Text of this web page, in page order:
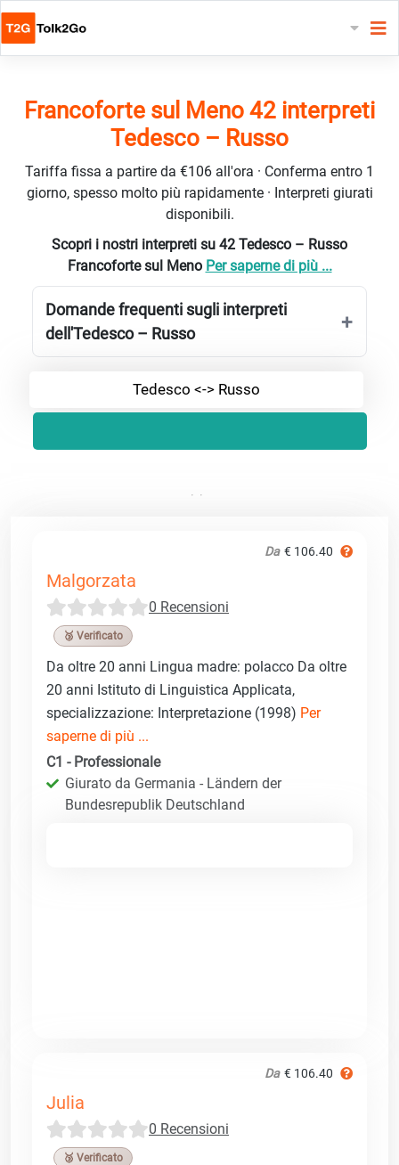
Francoforte sul Meno 42 interpreti
Tedesco – Russo
Tariffa fissa a partire da €106 all'ora · Conferma entro 1
giorno, spesso molto più rapidamente · Interpreti giurati
disponibili.
Scopri i nostri interpreti su 42 Tedesco – Russo
Francoforte sul Meno Per saperne di più ...
Domande frequenti sugli interpreti
dell'Tedesco – Russo
Tedesco <-> Russo
Da € 106.40
Malgorzata
0 Recensioni
🥉 Verificato
Da oltre 20 anni Lingua madre: polacco Da oltre
20 anni Istituto di Linguistica Applicata,
specializzazione: Interpretazione (1998) Per
saperne di più ...
C1 - Professionale
Giurato da Germania - Ländern der
Bundesrepublik Deutschland
Da € 106.40
Julia
0 Recensioni
🥉 Verificato